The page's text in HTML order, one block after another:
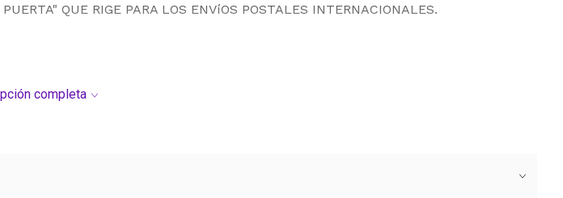
QUE RIGE PARA LOS ENVíOS POSTALES INTERNACIONALES.
completa